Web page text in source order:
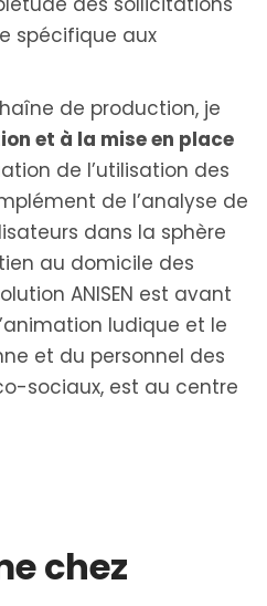
spécifique aux
de production, je
et à la mise en place
de l’utilisation des
de l’analyse de
dans la sphère
au domicile des
ANISEN est avant
ludique et le
et du personnel des
sociaux, est au centre
chez